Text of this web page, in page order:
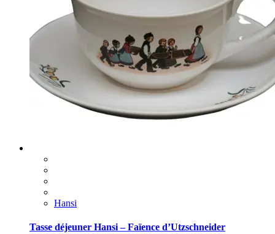
Hansi
Tasse déjeuner Hansi – Faïence d’Utzschneider